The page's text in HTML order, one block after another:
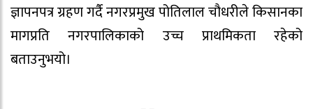
ज्ञापनपत्र ग्रहण गर्दै नगरप्रमुख पोतिलाल चौधरीले किसानका
मागप्रति नगरपालिकाको उच्च प्राथमिकता रहेको
बताउनुभयो।